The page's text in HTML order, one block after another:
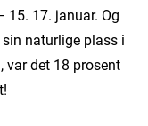
15. 17. januar. Og
naturlige plass i
var det 18 prosent